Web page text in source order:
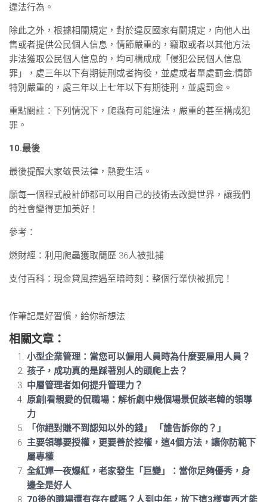
違法行為。
除此之外，根據相關規定，對於違反國家有關規定，向他人出
售或者提供公民個人信息，情節嚴重的，竊取或者以其他方法
非法獲取公民個人信息的，均可構成成「侵犯公民個人信息
罪」，處三年以下有期徒刑或者拘役，並處或者單處罰金;情節
特別嚴重的，處三年以上七年以下有期徒刑，並處罰金。
重點關註：下列情況下，爬蟲有可能違法，嚴重的甚至構成犯
罪。
10.最後
最後提醒大家敬畏法律，熱愛生活。
願每一個程式設計師都可以用自己的技術去改變世界，讓我們
的社會變得更加美好！
參考：
燃財經：利用爬蟲獲取簡歷 36人被批捕
支付百科：現金貸風控遇至暗時刻：整個行業快被抓完！
作筆記是好習慣，給你新想法
相關文章：
小型企業管理：當您可以僱用人員時為什麼要雇用人員？
孩子，成功真的是踩著別人的頭爬上去？
中層管理者如何提升管理力？
原創|看親愛的侃職場：解析劇中幾個場景侃談老韓的領導
力
「你絕對賺不到認知以外的錢」 「誰告訴你的？」
主要領導要授權，更要善於控權，這4個方法，讓你防範下
屬專權
全紅嬋一夜爆紅，老家發生「巨變」：當你足夠優秀，身
邊全是好人
70後的職場還有存在感嗎？人到中年，放下這3樣東西才能